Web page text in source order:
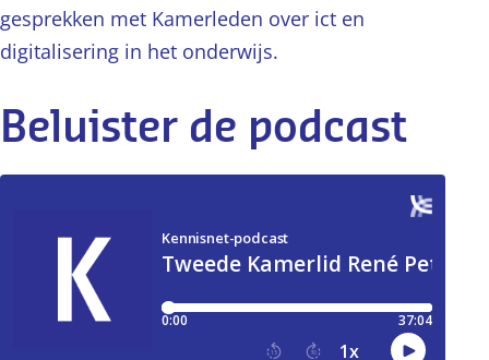
gesprekken met Kamerleden over ict en
digitalisering in het onderwijs.
Beluister de podcast